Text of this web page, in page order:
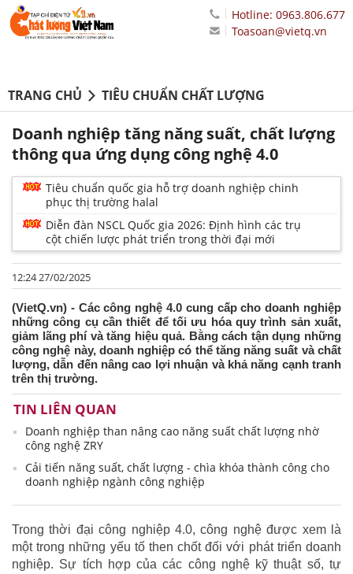
Hotline: 0963.806.677
Toasoan@vietq.vn
TRANG CHỦ TIÊU CHUẨN CHẤT LƯỢNG
Doanh nghiệp tăng năng suất, chất lượng
thông qua ứng dụng công nghệ 4.0
Tiêu chuẩn quốc gia hỗ trợ doanh nghiệp chinh
phục thị trường halal
Diễn đàn NSCL Quốc gia 2026: Định hình các trụ
cột chiến lược phát triển trong thời đại mới
12:24 27/02/2025
(VietQ.vn) - Các công nghệ 4.0 cung cấp cho doanh nghiệp
những công cụ cần thiết để tối ưu hóa quy trình sản xuất,
giảm lãng phí và tăng hiệu quả. Bằng cách tận dụng những
công nghệ này, doanh nghiệp có thể tăng năng suất và chất
lượng, dẫn đến nâng cao lợi nhuận và khả năng cạnh tranh
trên thị trường.
TIN LIÊN QUAN
Doanh nghiệp than nâng cao năng suất chất lượng nhờ
công nghệ ZRY
Cải tiến năng suất, chất lượng - chìa khóa thành công cho
doanh nghiệp ngành công nghiệp
Trong thời đại công nghiệp 4.0, công nghệ được xem là
một trong những yếu tố then chốt đối với phát triển doanh
nghiệp. Sự tích hợp của các công nghệ kỹ thuật số, tự